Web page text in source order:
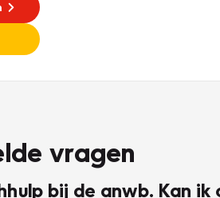
vragen
bij de anwb. Kan